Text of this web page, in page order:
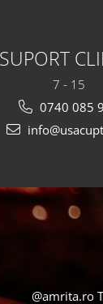
SUPORT
7 - 15
0740 085
@amrita.ro